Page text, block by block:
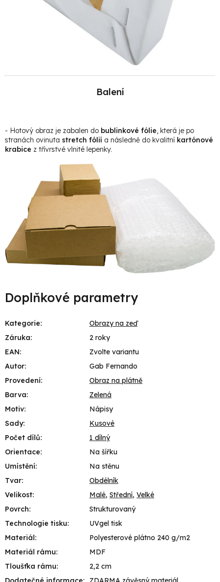
Balení
- Hotový obraz je zabalen do bublinkové fólie, která je po
stranách ovinuta stretch fólií a následně do kvalitní kartónové
krabice z třívrstvé vlnité lepenky.
Doplňkové parametry
Kategorie:
Obrazy na zeď
Záruka:
2 roky
EAN:
Zvolte variantu
Autor:
Gab Fernando
Provedení:
Obraz na plátně
Barva:
Zelená
Motiv:
Nápisy
Sady:
Kusové
Počet dílů:
1 dílný
Orientace:
Na šířku
Umístění:
Na stěnu
Tvar:
Obdélník
Velikost: Malé, Střední, Velké
Povrch:
Strukturovaný
Technologie tisku:
UVgel tisk
Materiál:
Polyesterové plátno 240 g/m2
Materiál rámu:
MDF
Tloušťka rámu:
2,2 cm